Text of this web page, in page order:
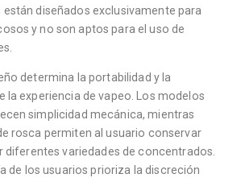
están diseñados exclusivamente para
y no son aptos para el uso de
determina la portabilidad y la
la experiencia de vapeo. Los modelos
simplicidad mecánica, mientras
rosca permiten al usuario conservar
diferentes variedades de concentrados.
de los usuarios prioriza la discreción